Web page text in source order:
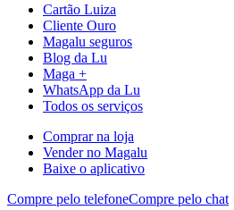
Cartão Luiza
Cliente Ouro
Magalu seguros
Blog da Lu
Maga +
WhatsApp da Lu
Todos os serviços
Comprar na loja
Vender no Magalu
Baixe o aplicativo
Compre pelo telefoneCompre pelo chat